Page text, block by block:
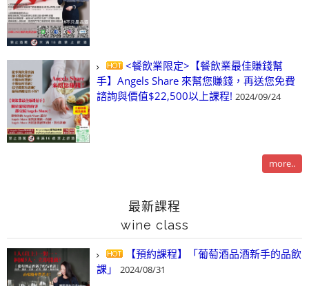
<餐飲業限定>【餐飲業最佳賺錢幫
手】Angels Share 來幫您賺錢，再送您免費
諮詢與價值$22,500以上課程! 2024/09/24
more..
最新課程
wine class
【預約課程】「葡萄酒品酒新手的品飲
課」
2024/08/31